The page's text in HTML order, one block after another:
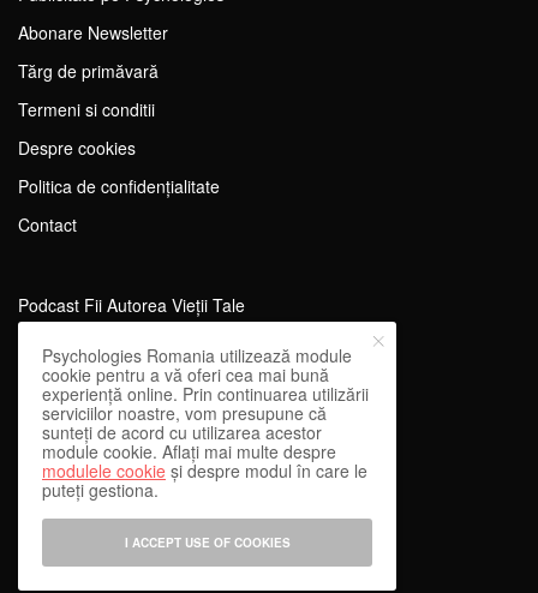
Abonare Newsletter
Tărg de primăvară
Termeni si conditii
Despre cookies
Politica de confidențialitate
Contact
Podcast Fii Autorea Vieții Tale
Evenimente Fii Autoarea Vieții Tale!
SportEdu
Antrenament Mental pentru Sportivi
Learning Network
WEnough
Reward & Engage
Psychologies Romania utilizează module
cookie pentru a vă oferi cea mai bună
experiență online. Prin continuarea utilizării
serviciilor noastre, vom presupune că
sunteți de acord cu utilizarea acestor
module cookie. Aflați mai multe despre
modulele cookie și despre modul în care le
puteți gestiona.
I ACCEPT USE OF COOKIES